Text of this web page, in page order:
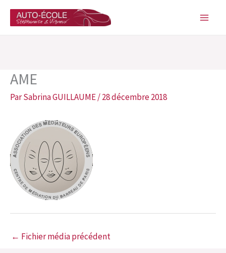
Aller
AME
ParSabrina GUILLAUME/28 décembre 2018
← Fichier média précédent